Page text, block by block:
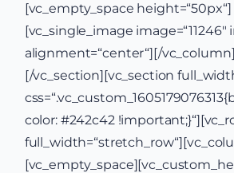
[vc_empty_space height=“50px“]
[vc_single_image image=“11246″
alignment=“center“][/
[/vc_section][vc_section
color: #242c42